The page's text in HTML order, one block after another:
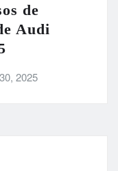
de
Audi
2025